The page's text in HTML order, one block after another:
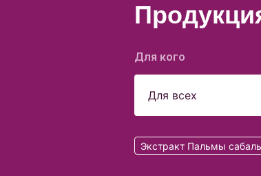
Для кого
Для всех
Экстракт Пальмы